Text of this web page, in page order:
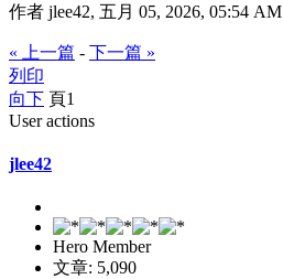
作者 jlee42, 五月 05, 2026, 05:54 AM
« 上一篇 - 下一篇 »
列印
向下 頁1
User actions
jlee42
Hero Member
文章: 5,090